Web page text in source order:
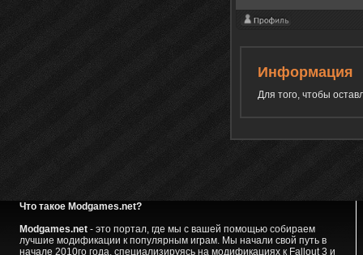
Информация
Для того, чтобы
Что такое Modgames.net?
Modgames.net- это портал, где мы с вашей помощью собираем
лучшие модификации к популярным играм. Мы начали свой путь в
начале 2010го года, специализируясь на модификациях к Fallout 3 и